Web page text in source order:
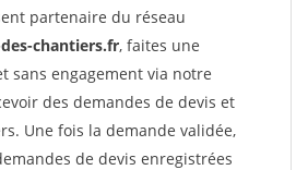
partenaire du réseau
chantiers.fr, faites une
sans engagement via notre
des demandes de devis et
Une fois la demande validée,
de devis enregistrées